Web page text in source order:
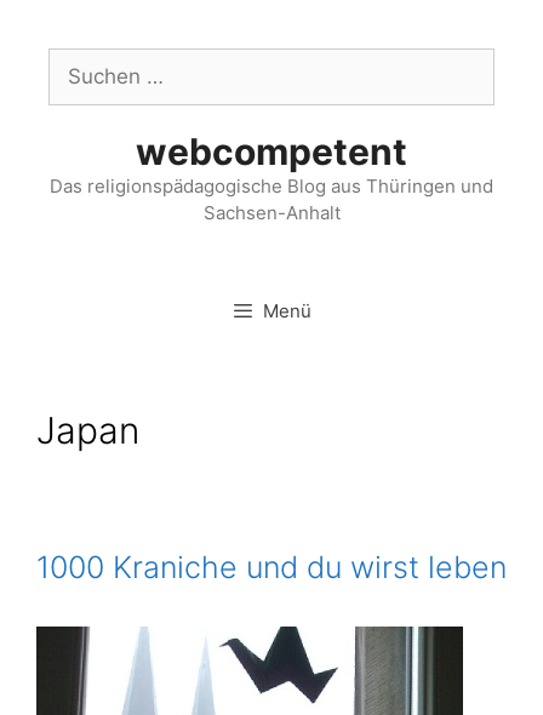
webcompetent
Das religionspädagogische Blog aus Thüringen und
Sachsen-Anhalt
Menü
Japan
1000 Kraniche und du wirst leben